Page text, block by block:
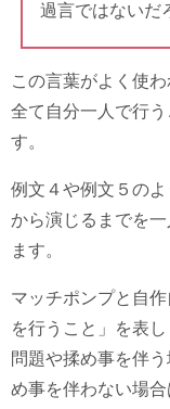
過言ではないだ
この言葉がよく使
全て自分一人で行
す。
例文４や例文５の
から演じるまでを
ます。
マッチポンプと自
を行うこと」を表
問題や揉め事を伴
め事を伴わない場